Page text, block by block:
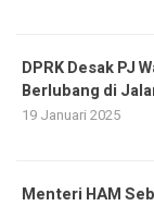
DPRK Desak PJ
Berlubang di
19 Januari 2025
Menteri HAM